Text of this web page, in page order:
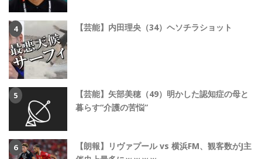
【芸能】内田理央（34）ヘソチラショット
【芸能】矢部美穂（49）明かした認知症の母と
暮らす“介護の苦悩”
【朗報】リヴァプール vs 横浜FM、観客数がJ主